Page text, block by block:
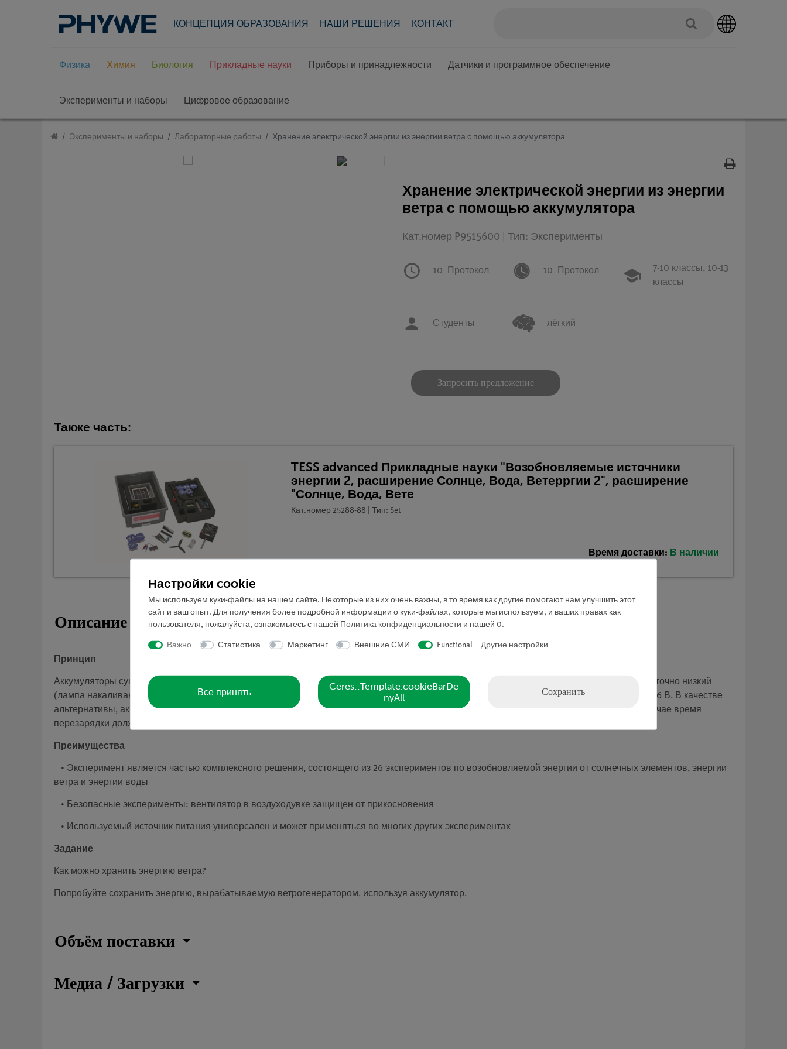
КОНЦЕПЦИЯ ОБРАЗОВАНИЯ НАШИ РЕШЕНИЯ КОНТАКТ
Физика Химия Биология Прикладные науки Приборы и принадлежности Датчики и программное обеспечение
Эксперименты и наборы Цифровое образование
Эксперименты и наборы Лабораторные работы Хранение электрической энергии из энергии ветра с помощью аккумулятора
Хранение электрической энергии из энергии
ветра с помощью аккумулятора
Кат.номер P9515600 | Тип: Эксперименты
10 Протокол 10 Протокол 7-10 классы, 10-13
классы
Студенты лёгкий
Запросить предложение
Также часть:
TESS advanced Прикладные науки "Возобновляемые источники
энергии 2, расширение Солнце, Вода, Ветерргии 2", расширение
"Солнце, Вода, Вете
Кат.номер 25288-88 | Тип: Set
Время доставки: В наличии
Описание
Принцип
Аккумуляторы существуют при различных состояниях заряда. Прежде чем начать эксперимент, убедитесь, что заряд аккумулятора достаточно низкий
(лампа накаливания не светится). Если она светится, то аккумулятор можно разрядить довольно быстро с помощью лампы накаливания 6 В. В качестве
альтернативы, аккумулятор может быть разряжен до такой степени, что время перезарядки в 3 минуты станет недостаточным. В этом случае время
перезарядки должно быть увеличено.
Преимущества
• Эксперимент является частью комплексного решения, состоящего из 26 экспериментов по возобновляемой энергии от солнечных элементов, энергии
ветра и энергии воды
• Безопасные эксперименты: вентилятор в воздуходувке защищен от прикосновения
• Используемый источник питания универсален и может применяться во многих других экспериментах
Задание
Как можно хранить энергию ветра?
Попробуйте сохранить энергию, вырабатываемую ветрогенератором, используя аккумулятор.
Объём поставки
Медиа / Загрузки
Настройки cookie
Мы используем куки-файлы на нашем сайте. Некоторые из них очень важны, в то время как другие помогают нам улучшить этот
сайт и ваш опыт. Для получения более подробной информации о куки-файлах, которые мы используем, и ваших правах как
пользователя, пожалуйста, ознакомьтесь с нашей Политика конфиденциальности и нашей 0.
Важно Статистика Маркетинг Внешние СМИ Functional Другие настройки
Все принять
Ceres::Template.cookieBarDe
nyAll
Сохранить